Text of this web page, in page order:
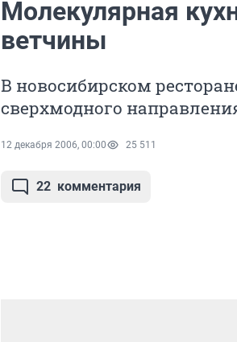
Молекулярная
ветчины
В новосибирском
сверхмодного
12 декабря 2006, 00:00 25 511
22 комментария